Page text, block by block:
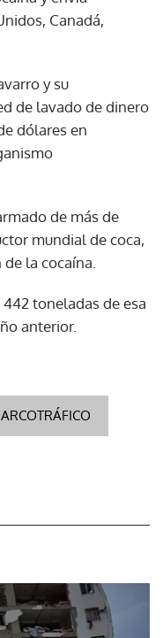
boletín.
de lavado de dinero
dólares en
mundial de coca,
la cocaína.
anterior.